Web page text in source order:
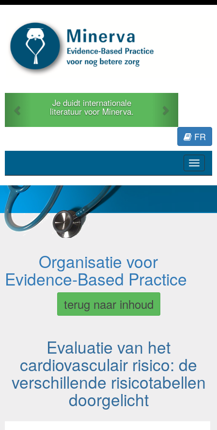
Je duidt internationale
literatuur voor Minerva.
FR
Toggle
Organisatie voor
Evidence-Based Practice
terug naar inhoud
Evaluatie van het
cardiovasculair risico: de
verschillende risicotabellen
doorgelicht